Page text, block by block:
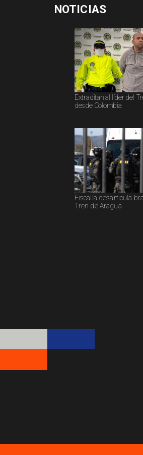
NOTICIAS
Extraditan al líder del
desde Colombia
Fiscalía desarticula
Tren de Aragua